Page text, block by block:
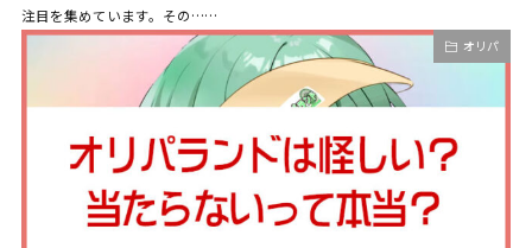
注目を集めています。その……
オリパ